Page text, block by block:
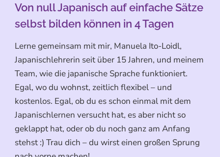
Von null Japanisch auf einfache Sätze
selbst bilden können in 4 Tagen
Lerne gemeinsam mit mir, Manuela Ito-Loidl,
Japanischlehrerin seit über 15 Jahren, und meinem
Team, wie die japanische Sprache funktioniert.
Egal, wo du wohnst, zeitlich flexibel – und
kostenlos. Egal, ob du es schon einmal mit dem
Japanischlernen versucht hat, es aber nicht so
geklappt hat, oder ob du noch ganz am Anfang
stehst :) Trau dich – du wirst einen großen Sprung